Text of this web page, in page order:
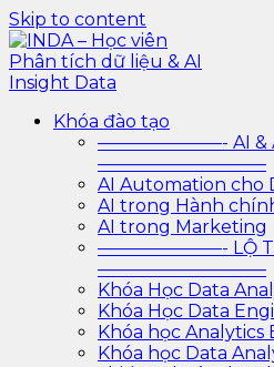
Skip to content
INDA – Học viên Phân tích
INDA – Học viện Đào tạo
sâu cho ngành ngân hàng –
và doanh nghiệp với các
lộ trình với AI
Khóa đào tạo
———————- AI &
—————————–
AI Automation cho
AI trong Hành
AI trong Marketing
———————- LỘ
—————————–
Khóa Học Data
Khóa Học Data
Khóa học Analytics
Khóa học Data